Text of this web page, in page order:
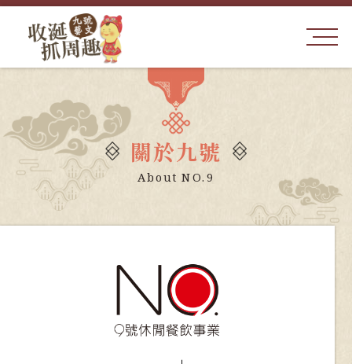
關於九號
About NO.9